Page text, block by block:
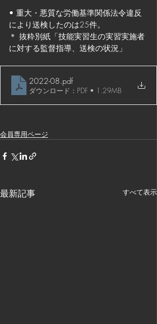
• 重大・悪質な労働基準関係法令違反
により送検したのは25件。
＊ 抜粋別紙「技能実習生の実習実施者
に対する監督指導、送検の状況」
2022-08.pdf
ダウンロード：PDF • 1.29MB
会員専用ページ
最新記事 すべて表示